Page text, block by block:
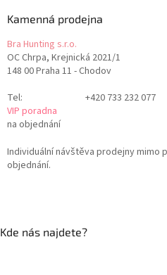
Kamenná prodejna
Bra Hunting s.r.o.
OC Chrpa, Krejnická 2021/1
148 00 Praha 11 - Chodov
Tel:
+420 733 232 077
VIP poradna
na objednání
Individuální návštěva prodejny mimo
objednání.
Kde nás najdete?